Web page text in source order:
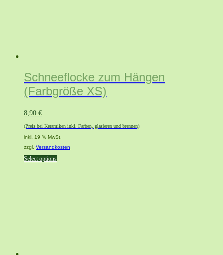
Schneeflocke zum Hängen
(Farbgröße XS)
8,90 €
(Preis bei Keramiken inkl. Farben, glasieren und brennen)
inkl. 19 % MwSt.
zzgl. Versandkosten
Select options